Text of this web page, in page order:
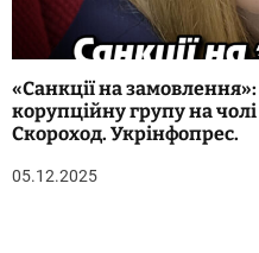
«Санкції на
корупційну групу на
Скороход. Укрінфопрес.
05.12.2025